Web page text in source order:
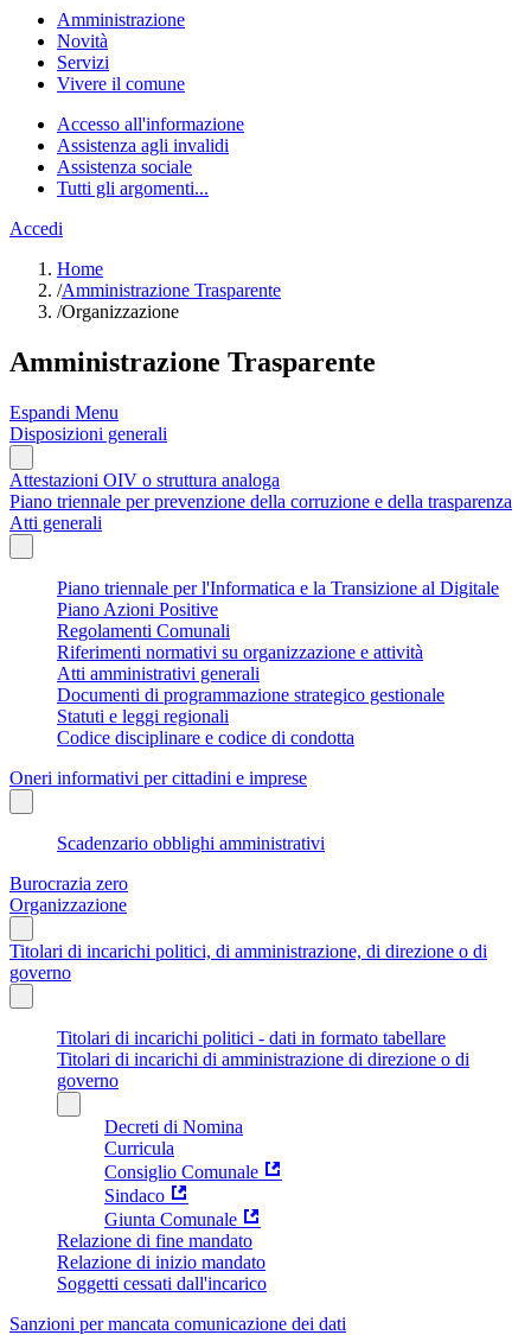
Amministrazione
Novità
Servizi
Vivere il comune
Accesso all'informazione
Assistenza agli invalidi
Assistenza sociale
Tutti gli argomenti...
Accedi
Home
/Amministrazione Trasparente
/Organizzazione
Amministrazione Trasparente
Espandi Menu
Disposizioni generali
Attestazioni OIV o struttura analoga
Piano triennale per prevenzione della corruzione e della trasparenza
Atti generali
Piano triennale per l'Informatica e la Transizione al Digitale
Piano Azioni Positive
Regolamenti Comunali
Riferimenti normativi su organizzazione e attività
Atti amministrativi generali
Documenti di programmazione strategico gestionale
Statuti e leggi regionali
Codice disciplinare e codice di condotta
Oneri informativi per cittadini e imprese
Scadenzario obblighi amministrativi
Burocrazia zero
Organizzazione
Titolari di incarichi politici, di amministrazione, di direzione o di
governo
Titolari di incarichi politici - dati in formato tabellare
Titolari di incarichi di amministrazione di direzione o di
governo
Decreti di Nomina
Curricula
Consiglio Comunale
Sindaco
Giunta Comunale
Relazione di fine mandato
Relazione di inizio mandato
Soggetti cessati dall'incarico
Sanzioni per mancata comunicazione dei dati